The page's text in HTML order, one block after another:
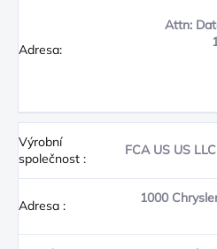
Adresa:
Attn:
Výrobní
společnost :
FCA US US
Adresa :
1000